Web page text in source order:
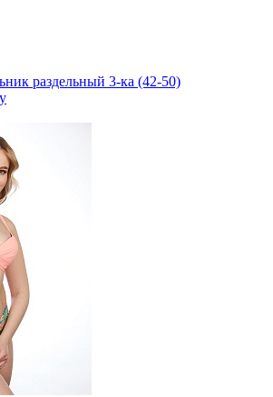
раздельный 3-ка (42-50)